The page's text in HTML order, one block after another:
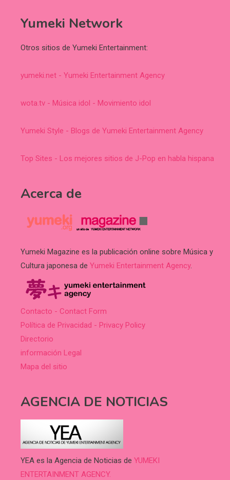
Yumeki Network
Otros sitios de Yumeki Entertainment:
yumeki.net - Yumeki Entertainment Agency
wota.tv - Música idol - Movimiento idol
Yumeki Style - Blogs de Yumeki Entertainment Agency
Top Sites - Los mejores sitios de J-Pop en habla hispana
Acerca de
Yumeki Magazine es la publicación online sobre Música y
Cultura japonesa de Yumeki Entertainment Agency.
Contacto - Contact Form
Política de Privacidad - Privacy Policy
Directorio
información Legal
Mapa del sitio
AGENCIA DE NOTICIAS
YEA es la Agencia de Noticias de YUMEKI
ENTERTAINMENT AGENCY.